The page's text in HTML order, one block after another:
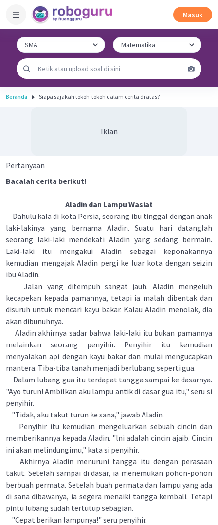
Masuk
Beranda Siapa sajakah tokoh-tokoh dalam cerita di atas?
Iklan
Pertanyaan
Bacalah cerita berikut!
Aladin dan Lampu Wasiat
Dahulu kala di kota Persia, seorang ibu tinggal dengan anak
laki-lakinya yang bernama Aladin. Suatu hari datanglah
seorang laki-laki mendekati Aladin yang sedang bermain.
Laki-laki itu mengakui Aladin sebagai keponakannya
kemudian mengajak Aladin pergi ke luar kota dengan seizin
ibu Aladin.
Jalan yang ditempuh sangat jauh. Aladin mengeluh
kecapekan kepada pamannya, tetapi ia malah dibentak dan
disuruh untuk mencari kayu bakar. Kalau Aladin menolak, dia
akan dibunuhnya.
Aladin akhirnya sadar bahwa laki-laki itu bukan pamannya
melainkan seorang penyihir. Penyihir itu kemudian
menyalakan api dengan kayu bakar dan mulai mengucapkan
mantera. Tiba-tiba tanah menjadi berlubang seperti gua.
Dalam lubang gua itu terdapat tangga sampai ke dasarnya.
"Ayo turun! Ambilkan aku lampu antik di dasar gua itu," seru si
penyihir.
"Tidak, aku takut turun ke sana," jawab Aladin.
Penyihir itu kemudian mengeluarkan sebuah cincin dan
memberikannya kepada Aladin. "lni adalah cincin ajaib. Cincin
ini akan melindungimu," kata si penyihir.
Akhirnya Aladin menuruni tangga itu dengan perasaan
takut. Setelah sampai di dasar, ia menemukan pohon-pohon
berbuah permata. Setelah buah permata dan lampu yang ada
di sana dibawanya, ia segera menaiki tangga kembali. Tetapi
pintu lubang sudah tertutup sebagian.
"Cepat berikan lampunya!" seru penyihir.